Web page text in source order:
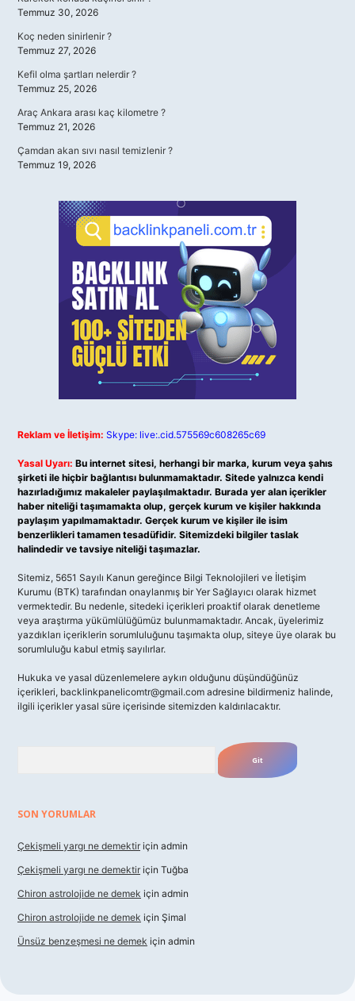
Temmuz 30, 2026
Koç neden sinirlenir ?
Temmuz 27, 2026
Kefil olma şartları nelerdir ?
Temmuz 25, 2026
Araç Ankara arası kaç kilometre ?
Temmuz 21, 2026
Çamdan akan sıvı nasıl temizlenir ?
Temmuz 19, 2026
Reklam ve İletişim: Skype: live:.cid.575569c608265c69
Yasal Uyarı: Bu internet sitesi, herhangi bir marka, kurum veya şahıs
şirketi ile hiçbir bağlantısı bulunmamaktadır. Sitede yalnızca kendi
hazırladığımız makaleler paylaşılmaktadır. Burada yer alan içerikler
haber niteliği taşımamakta olup, gerçek kurum ve kişiler hakkında
paylaşım yapılmamaktadır. Gerçek kurum ve kişiler ile isim
benzerlikleri tamamen tesadüfidir. Sitemizdeki bilgiler taslak
halindedir ve tavsiye niteliği taşımazlar.
Sitemiz, 5651 Sayılı Kanun gereğince Bilgi Teknolojileri ve İletişim
Kurumu (BTK) tarafından onaylanmış bir Yer Sağlayıcı olarak hizmet
vermektedir. Bu nedenle, sitedeki içerikleri proaktif olarak denetleme
veya araştırma yükümlülüğümüz bulunmamaktadır. Ancak, üyelerimiz
yazdıkları içeriklerin sorumluluğunu taşımakta olup, siteye üye olarak bu
sorumluluğu kabul etmiş sayılırlar.
Hukuka ve yasal düzenlemelere aykırı olduğunu düşündüğünüz
içerikleri, backlinkpanelicomtr@gmail.com adresine bildirmeniz halinde,
ilgili içerikler yasal süre içerisinde sitemizden kaldırılacaktır.
SON YORUMLAR
Çekişmeli yargı ne demektir için admin
Çekişmeli yargı ne demektir için Tuğba
Chiron astrolojide ne demek için admin
Chiron astrolojide ne demek için Şimal
Ünsüz benzeşmesi ne demek için admin